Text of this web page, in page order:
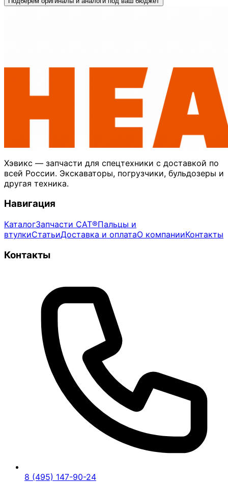
Хэвикс — запчасти для спецтехники с доставкой по
всей России. Экскаваторы, погрузчики, бульдозеры и
другая техника.
Навигация
КаталогЗапчасти CAT®Пальцы и
втулкиСтатьиДоставка и оплатаО компанииКонтакты
Контакты
8 (495) 147-90-24